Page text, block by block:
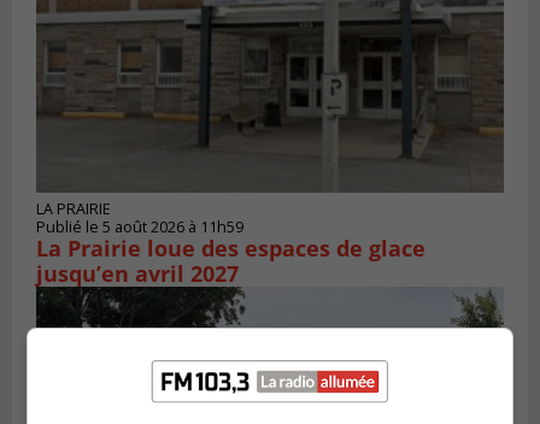
LA PRAIRIE
Publié le 5 août 2026 à 11h59
La Prairie loue des espaces de glace
jusqu’en avril 2027